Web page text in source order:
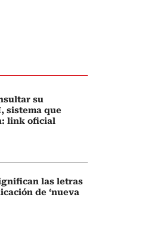
su
sistema que
link oficial
las letras
de ‘nueva